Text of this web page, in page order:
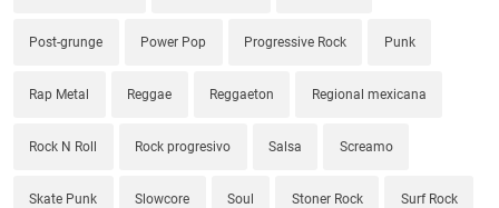
Post-grunge Power Pop Progressive Rock Punk
Rap Metal Reggae Reggaeton Regional mexicana
Rock N Roll Rock progresivo Salsa Screamo
Skate Punk Slowcore Soul Stoner Rock Surf Rock